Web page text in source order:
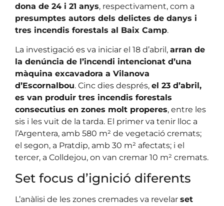
dona de 24 i 21 anys, respectivament, com a
presumptes autors dels delictes de danys i
tres incendis forestals al Baix Camp.
La investigació es va iniciar el 18 d’abril, arran de
la denúncia de l’incendi intencionat d’una
màquina excavadora a Vilanova
d’Escornalbou. Cinc dies després, el 23 d’abril,
es van produir tres incendis forestals
consecutius en zones molt properes, entre les
sis i les vuit de la tarda. El primer va tenir lloc a
l’Argentera, amb 580 m² de vegetació cremats;
el segon, a Pratdip, amb 30 m² afectats; i el
tercer, a Colldejou, on van cremar 10 m² cremats.
Set focus d’ignició diferents
L’anàlisi de les zones cremades va revelar set